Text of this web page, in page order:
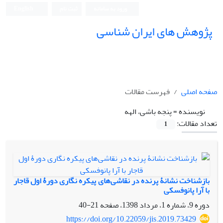
پژوهش های ایران شناسی
صفحه اصلی
فهرست مقالات
نویسنده =پنجه باشی، الهه
تعداد مقالات:
1
بازشناخت نشانۀ پرنده در نقاشی‌های پیکره نگاری دورۀ اول قاجار
با آرا پانوفسکی
دوره 9، شماره 1، مرداد 1398، صفحه
21-40
https://doi.org/10.22059/jis.2019.73429